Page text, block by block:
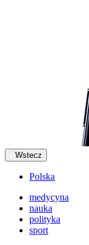
Wstecz
Polska
medycyna
nauka
polityka
sport